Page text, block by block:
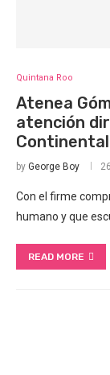
Quintana Roo
Atenea
atención
by George Boy
Con el firme
humano y que
READ MORE